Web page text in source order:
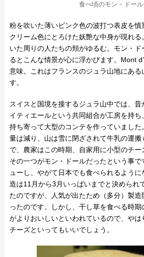
食べ頃のモン・ドール
粉を吹いた薄いピンク色の波打つ表皮を慎
クリーム色にとろけた妖艶な中身が現れ
いた周りの人たちの頬がゆるむ。モン・ド
るとこんな情景が心に浮かびます。Mont
意味。これはフランスのジュラ山地にある
す。
スイスと国境を接するジュラ山中では、昔
イティエールという共同組合が工房を持
持ち寄って大型のコンテを作っていまし
量は減り、山は雪に閉ざされて牛乳の運搬
で、農家はこの時期、自家用に小型のチー
その一つがモン・ドールだったという事
ューし、やがて日本でも食べられるよう
造は11月から3月いっぱいまでと決められ
たのですが、人気が出たため（多分）製
ったのです。しかし、干し草を食べる時
がよりおいしいといわれているので、や
チーズといってもいいでしょう。